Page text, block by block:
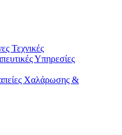
Τεχνικές
Υπηρεσίες
Χαλάρωσης &